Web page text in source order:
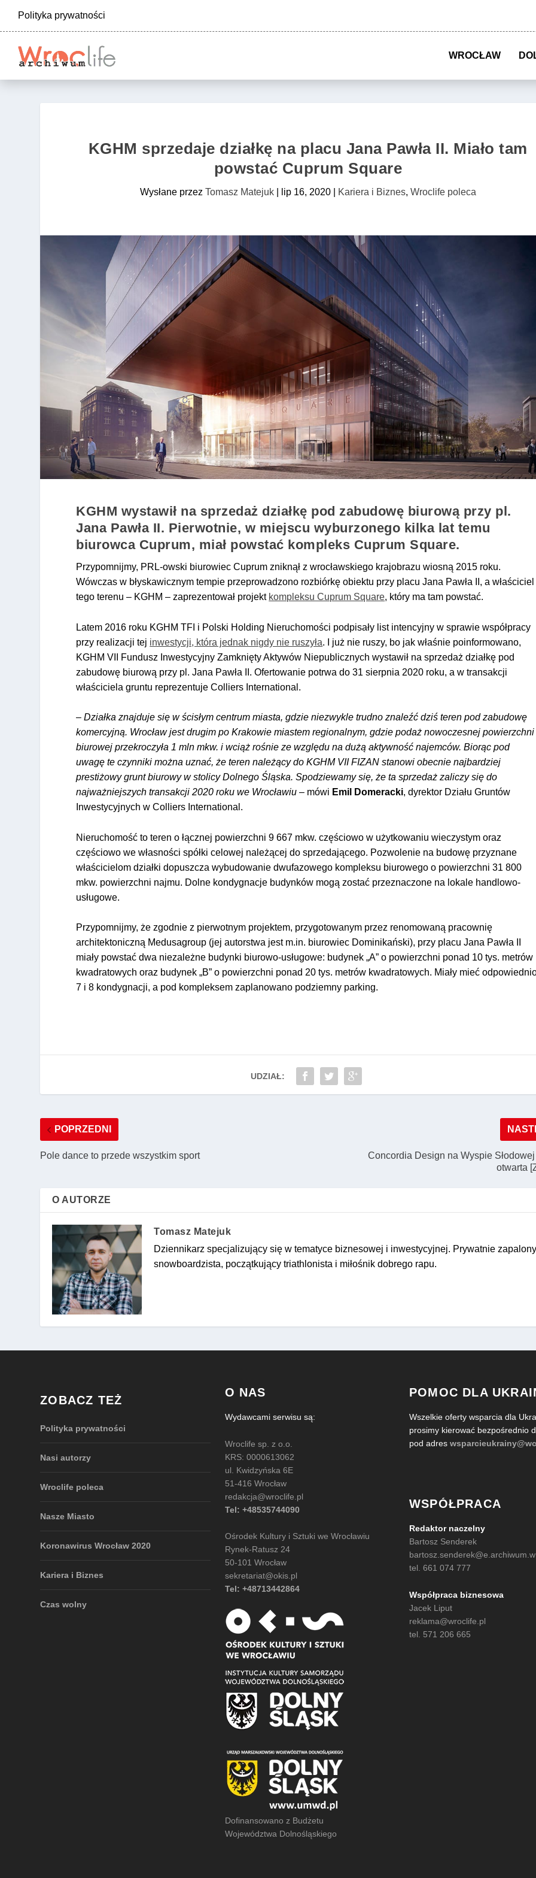
Polityka prywatności
WROCŁAW
KGHM sprzedaje działkę na placu Jana Pawła II. Miało tam
powstać Cuprum Square
Wysłane przez Tomasz Matejuk| lip 16, 2020| Kariera i Biznes, Wroclife poleca
KGHM wystawił na sprzedaż działkę pod zabudowę biurową przy pl.
Jana Pawła II. Pierwotnie, w miejscu wyburzonego kilka lat temu
biurowca Cuprum, miał powstać kompleks Cuprum Square.
Przypomnijmy, PRL-owski biurowiec Cuprum zniknął z wrocławskiego krajobrazu wiosną 2015 roku.
Wówczas w błyskawicznym tempie przeprowadzono rozbiórkę obiektu przy placu Jana Pawła II, a właściciel
tego terenu – KGHM – zaprezentował projekt kompleksu Cuprum Square, który ma tam powstać.
Latem 2016 roku KGHM TFI i Polski Holding Nieruchomości podpisały list intencyjny w sprawie współpracy
przy realizacji tej inwestycji, która jednak nigdy nie ruszyła. I już nie ruszy, bo jak właśnie poinformowano,
KGHM VII Fundusz Inwestycyjny Zamknięty Aktywów Niepublicznych wystawił na sprzedaż działkę pod
zabudowę biurową przy pl. Jana Pawła II. Ofertowanie potrwa do 31 sierpnia 2020 roku, a w transakcji
właściciela gruntu reprezentuje Colliers International.
–Działka znajduje się w ścisłym centrum miasta, gdzie niezwykle trudno znaleźć dziś teren pod zabudowę
komercyjną. Wrocław jest drugim po Krakowie miastem regionalnym, gdzie podaż nowoczesnej powierzchni
biurowej przekroczyła 1 mln mkw. i wciąż rośnie ze względu na dużą aktywność najemców. Biorąc pod
uwagę te czynniki można uznać, że teren należący do KGHM VII FIZAN stanowi obecnie najbardziej
prestiżowy grunt biurowy w stolicy Dolnego Śląska. Spodziewamy się, że ta sprzedaż zaliczy się do
najważniejszych transakcji 2020 roku we Wrocławiu – mówi Emil Domeracki, dyrektor Działu Gruntów
Inwestycyjnych w Colliers International.
Nieruchomość to teren o łącznej powierzchni 9 667 mkw. częściowo w użytkowaniu wieczystym oraz
częściowo we własności spółki celowej należącej do sprzedającego. Pozwolenie na budowę przyznane
właścicielom działki dopuszcza wybudowanie dwufazowego kompleksu biurowego o powierzchni 31 800
mkw. powierzchni najmu. Dolne kondygnacje budynków mogą zostać przeznaczone na lokale handlowo-
usługowe.
Przypomnijmy, że zgodnie z pierwotnym projektem, przygotowanym przez renomowaną pracownię
architektoniczną Medusagroup (jej autorstwa jest m.in. biurowiec Dominikański), przy placu Jana Pawła II
miały powstać dwa niezależne budynki biurowo-usługowe: budynek „A” o powierzchni ponad 10 tys. metrów
kwadratowych oraz budynek „B” o powierzchni ponad 20 tys. metrów kwadratowych. Miały mieć
7 i 8 kondygnacji, a pod kompleksem zaplanowano podziemny parking.
UDZIAŁ:
POPRZEDNI
Pole dance to przede wszystkim sport
Concordia Design na Wyspie
otwarta
O AUTORZE
Tomasz Matejuk
Dziennikarz specjalizujący się w tematyce biznesowej i inwestycyjnej. Prywatnie
snowboardzista, początkujący triathlonista i miłośnik dobrego rapu.
ZOBACZ TEŻ
Polityka prywatności
Nasi autorzy
Wroclife poleca
Nasze Miasto
Koronawirus Wrocław 2020
Kariera i Biznes
Czas wolny
O NAS
Wydawcami serwisu są:
Wroclife sp. z o.o.
KRS: 0000613062
ul. Kwidzyńska 6E
51-416 Wrocław
redakcja@wroclife.pl
Tel: +48535744090
Ośrodek Kultury i Sztuki we Wrocławiu
Rynek-Ratusz 24
50-101 Wrocław
sekretariat@okis.pl
Tel: +48713442864
Dofinansowano z Budżetu
Województwa Dolnośląskiego
POMOC DLA
Wszelkie oferty wsparcia dla
prosimy kierować bezpośrednio
pod adres
WSPÓŁPRACA
Redaktor naczelny
Bartosz Senderek
tel. 661 074 777
Współpraca biznesowa
Jacek Liput
reklama@wroclife.pl
tel. 571 206 665